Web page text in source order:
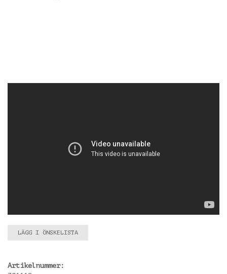
LÄGG I ÖNSKELISTA
Artikelnummer: